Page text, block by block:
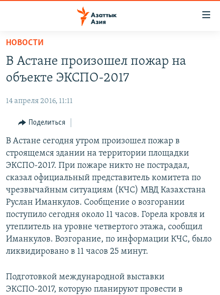
Вернуться
основному
содержанию
навигации
Вернутся
поиску
КАЗАХСТАН
УЗБЕКИСТАН
ТАДЖИКИСТАН
НОВОСТИ
НА ДРУГИХ ЯЗЫКАХ
ҚАЗАҚША
КЫРГЫЗЧА
ЎЗБЕКЧА
ТОҶИКӢ
TÜRKMENÇE
Все сайты РСЕ/РС
НОВОСТИ
В Астане произошел пожар на
объекте ЭКСПО-2017
14 апреля 2016, 11:11
Поделиться
В Астане сегодня утром произошел пожар в
строящемся здании на территории площадки
ЭКСПО-2017. При пожаре никто не пострадал,
сказал официальный представитель комитета по
чрезвычайным ситуациям (КЧС) МВД Казахстана
Руслан Иманкулов. Сообщение о возгорании
поступило сегодня около 11 часов. Горела кровля и
утеплитель на уровне четвертого этажа, сообщил
Иманкулов. Возгорание, по информации КЧС, было
ликвидировано в 11 часов 25 минут.
Подготовкой международной выставки
ЭКСПО-2017, которую планируют провести в